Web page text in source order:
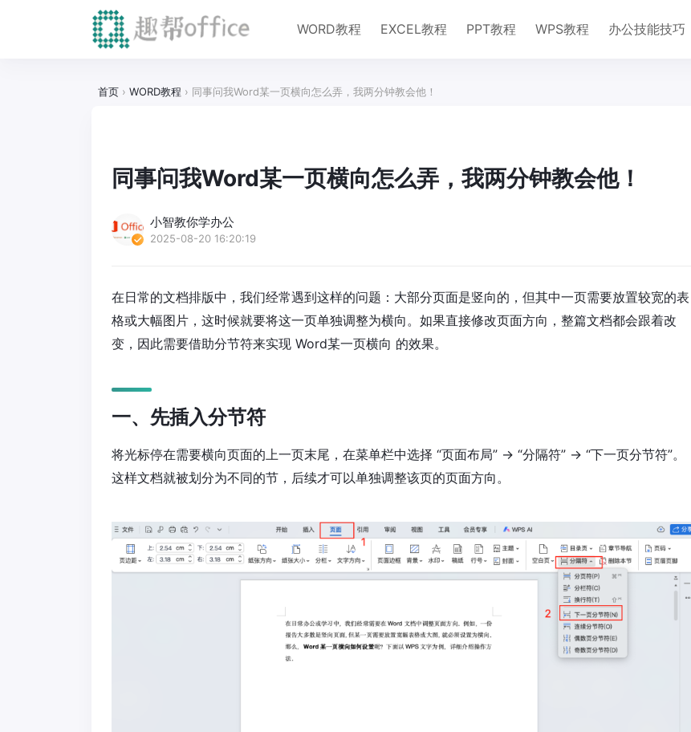
WORD教程 EXCEL教程 PPT教程 WPS教程 办公技能技巧
首页 › WORD教程 › 同事问我Word某一页横向怎么弄，我两分钟教会他！
同事问我Word某一页横向怎么弄，我两分钟教会他！
小智教你学办公
2025-08-20 16:20:19
在日常的文档排版中，我们经常遇到这样的问题：大部分页面是竖向的，但其中一页需要放置较宽的表
格或大幅图片，这时候就要将这一页单独调整为横向。如果直接修改页面方向，整篇文档都会跟着改
变，因此需要借助分节符来实现 Word某一页横向 的效果。
一、先插入分节符
将光标停在需要横向页面的上一页末尾，在菜单栏中选择 “页面布局” → “分隔符” → “下一页分节符”。
这样文档就被划分为不同的节，后续才可以单独调整该页的页面方向。